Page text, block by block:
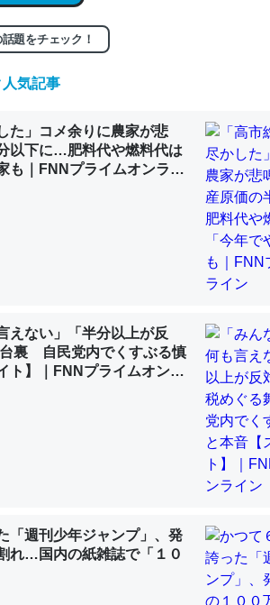
ンだと英語小説100ページ分くらい。小説でい
、短期記憶というには多い分量。進化すれば
か。知らんかった。調べたらコオロギのカル
の大問題＝「昆虫はなぜ海にいないのか」に関する新
も酸素も不足してて両方に不利だから両方が
る鋏角類（カブトガニ・ウミグモ）はカルシ
の大問題＝「昆虫はなぜ海にいないのか」に関する新
ムを大量に使う脊椎動物と貝類は苦労してる
になったり努力してるし。
題をチェック！
気記事
た」コメ余りに農家が悲
以下に…肥料代や燃料代は
も｜FNNプライムオンライ
えない」「半分以上が反
裏 自民党内でくすぶる慎
ト】｜FNNプライムオンラ
「週刊少年ジャンプ」、発
れ…国内の紙雑誌で「１０